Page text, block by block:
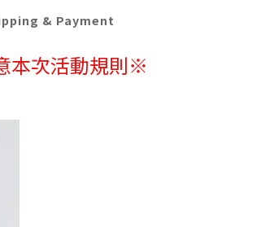
& Payment
本次活動規則※